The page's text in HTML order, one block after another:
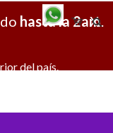
X
hasta la 2am.
del país.